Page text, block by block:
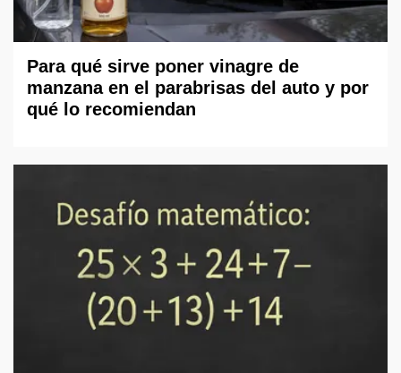
Para qué sirve poner vinagre de
manzana en el parabrisas del auto y por
qué lo recomiendan